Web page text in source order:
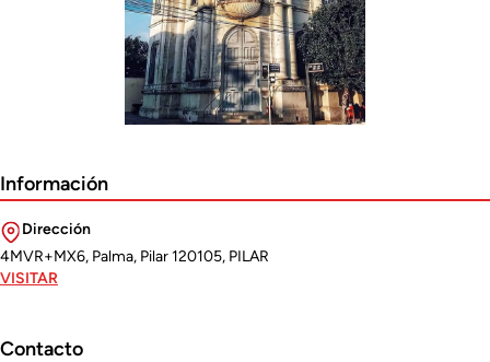
Información
Dirección
4MVR+MX6, Palma, Pilar 120105, PILAR
VISITAR
Contacto